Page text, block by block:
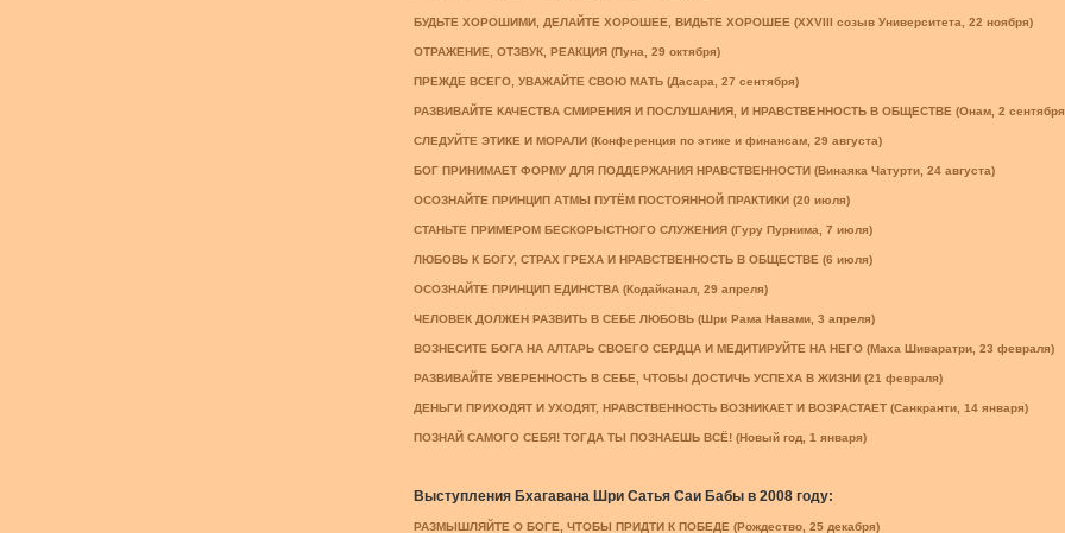
БУДЬТЕ ХОРОШИМИ, ДЕЛАЙТЕ ХОРОШЕЕ, ВИДЬТЕ ХОРОШЕЕ (XXVIII созыв Университета, 22 ноября)
ОТРАЖЕНИЕ, ОТЗВУК, РЕАКЦИЯ (Пуна, 29 октября)
ПРЕЖДЕ ВСЕГО, УВАЖАЙТЕ СВОЮ МАТЬ (Дасара, 27 сентября)
РАЗВИВАЙТЕ КАЧЕСТВА СМИРЕНИЯ И ПОСЛУШАНИЯ, И НРАВСТВЕННОСТЬ В ОБЩЕСТВЕ (Онам, 2
СЛЕДУЙТЕ ЭТИКЕ И МОРАЛИ (Конференция по этике и финансам, 29 августа)
БОГ ПРИНИМАЕТ ФОРМУ ДЛЯ ПОДДЕРЖАНИЯ НРАВСТВЕННОСТИ (Винаяка Чатурти, 24 августа)
ОСОЗНАЙТЕ ПРИНЦИП АТМЫ ПУТЁМ ПОСТОЯННОЙ ПРАКТИКИ (20 июля)
СТАНЬТЕ ПРИМЕРОМ БЕСКОРЫСТНОГО СЛУЖЕНИЯ (Гуру Пурнима, 7 июля)
ЛЮБОВЬ К БОГУ, СТРАХ ГРЕХА И НРАВСТВЕННОСТЬ В ОБЩЕСТВЕ (6 июля)
ОСОЗНАЙТЕ ПРИНЦИП ЕДИНСТВА (Кодайканал, 29 апреля)
ЧЕЛОВЕК ДОЛЖЕН РАЗВИТЬ В СЕБЕ ЛЮБОВЬ (Шри Рама Навами, 3 апреля)
ВОЗНЕСИТЕ БОГА НА АЛТАРЬ СВОЕГО СЕРДЦА И МЕДИТИРУЙТЕ НА НЕГО (Маха Шиваратри, 23 февраля)
РАЗВИВАЙТЕ УВЕРЕННОСТЬ В СЕБЕ, ЧТОБЫ ДОСТИЧЬ УСПЕХА В ЖИЗНИ (21 февраля)
ДЕНЬГИ ПРИХОДЯТ И УХОДЯТ, НРАВСТВЕННОСТЬ ВОЗНИКАЕТ И ВОЗРАСТАЕТ (Санкранти, 14 января)
ПОЗНАЙ САМОГО СЕБЯ! ТОГДА ТЫ ПОЗНАЕШЬ ВСЁ! (Новый год, 1 января)
Выступления Бхагавана Шри Сатья Саи Бабы в 2008 году:
РАЗМЫШЛЯЙТЕ О БОГЕ, ЧТОБЫ ПРИДТИ К ПОБЕДЕ (Рождество, 25 декабря)